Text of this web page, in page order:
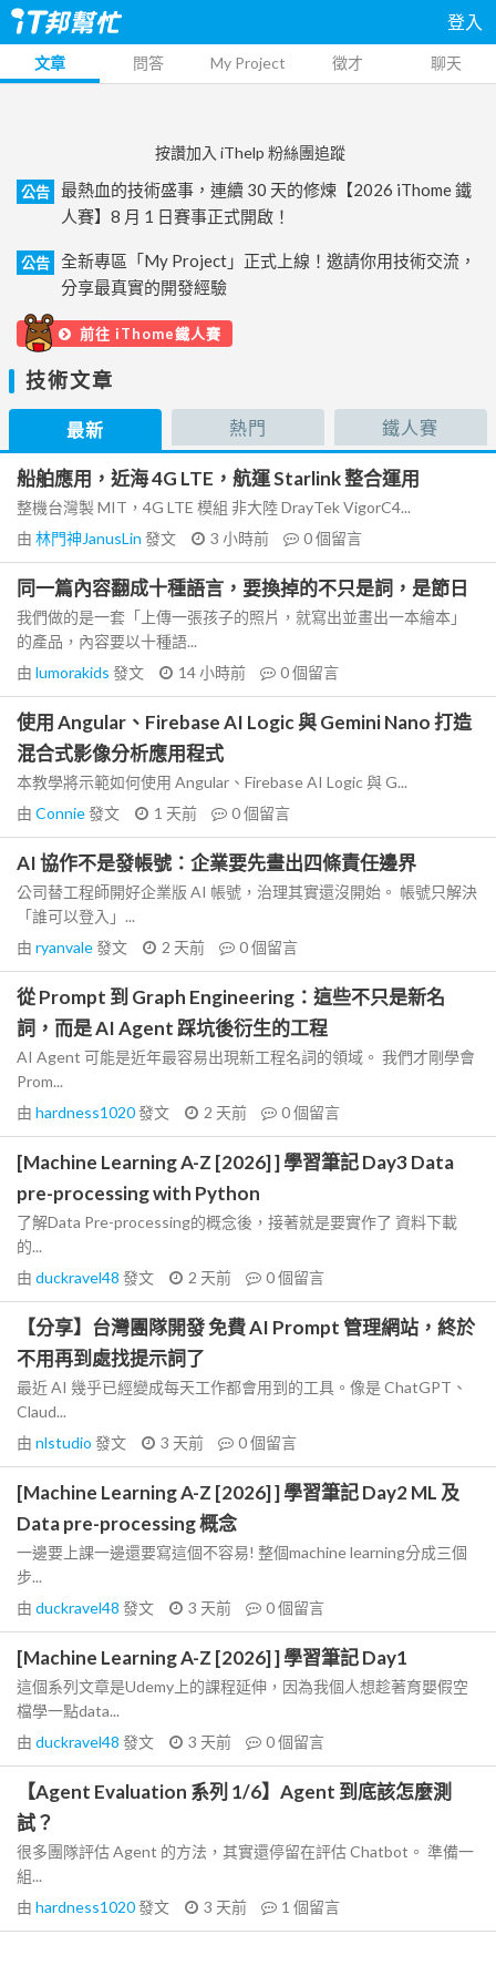
登入
文章 問答 My Project 徵才 聊天
按讚加入 iThelp 粉絲團追蹤
公告
最熱血的技術盛事，連續 30 天的修煉【2026 iThome 鐵
人賽】8 月 1 日賽事正式開啟！
公告
全新專區「My Project」正式上線！邀請你用技術交流，
分享最真實的開發經驗
前往 iThome鐵人賽
技術文章
最新 熱門 鐵人賽
船舶應用，近海 4G LTE，航運 Starlink 整合運用
整機台灣製 MIT，4G LTE 模組 非大陸 DrayTek VigorC4...
由 林門神JanusLin 發文 3 小時前 0個留言
同一篇內容翻成十種語言，要換掉的不只是詞，是節日
我們做的是一套「上傳一張孩子的照片，就寫出並畫出一本繪本」
的產品，內容要以十種語...
由 lumorakids 發文 14 小時前 0個留言
使用 Angular、Firebase AI Logic 與 Gemini Nano 打造
混合式影像分析應用程式
本教學將示範如何使用 Angular、Firebase AI Logic 與 G...
由 Connie發文 1 天前 0個留言
AI 協作不是發帳號：企業要先畫出四條責任邊界
公司替工程師開好企業版 AI 帳號，治理其實還沒開始。 帳號只解決
「誰可以登入」...
由 ryanvale發文 2 天前 0個留言
從 Prompt 到 Graph Engineering：這些不只是新名
詞，而是 AI Agent 踩坑後衍生的工程
AI Agent 可能是近年最容易出現新工程名詞的領域。 我們才剛學會
Prom...
由 hardness1020發文 2 天前 0個留言
[Machine Learning A-Z [2026] ] 學習筆記 Day3 Data
pre-processing with Python
了解Data Pre-processing的概念後，接著就是要實作了 資料下載
的...
由 duckravel48 發文 2 天前 0個留言
【分享】台灣團隊開發 免費 AI Prompt 管理網站，終於
不用再到處找提示詞了
最近 AI 幾乎已經變成每天工作都會用到的工具。像是 ChatGPT、
Claud...
由 nlstudio 發文 3 天前 0個留言
[Machine Learning A-Z [2026] ] 學習筆記 Day2 ML 及
Data pre-processing 概念
一邊要上課一邊還要寫這個不容易! 整個machine learning分成三個
步...
由 duckravel48 發文 3 天前 0個留言
[Machine Learning A-Z [2026] ] 學習筆記 Day1
這個系列文章是Udemy上的課程延伸，因為我個人想趁著育嬰假空
檔學一點data...
由 duckravel48 發文 3 天前 0個留言
【Agent Evaluation 系列 1/6】Agent 到底該怎麼測
試？
很多團隊評估 Agent 的方法，其實還停留在評估 Chatbot。 準備一
組...
由 hardness1020發文 3 天前 1 個留言